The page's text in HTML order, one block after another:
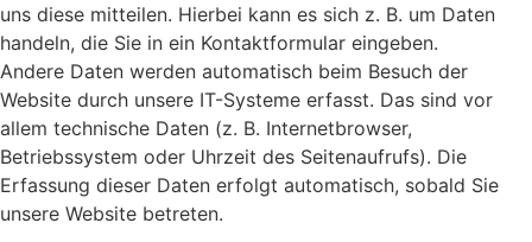
uns diese mitteilen. Hierbei kann es sich z. B. um Daten
handeln, die Sie in ein Kontaktformular eingeben.
Andere Daten werden automatisch beim Besuch der
Website durch unsere IT-Systeme erfasst. Das sind vor
allem technische Daten (z. B. Internetbrowser,
Betriebssystem oder Uhrzeit des Seitenaufrufs). Die
Erfassung dieser Daten erfolgt automatisch, sobald Sie
unsere Website betreten.